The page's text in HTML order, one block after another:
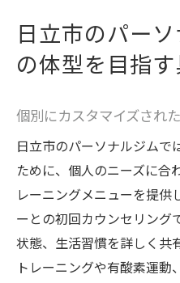
日立市のパー
の体型を目指
個別にカスタマイズされ
日立市のパーソナルジムで
ために、個人のニーズに合
レーニングメニューを提供
ーとの初回カウンセリング
状態、生活習慣を詳しく共
トレーニングや有酸素運